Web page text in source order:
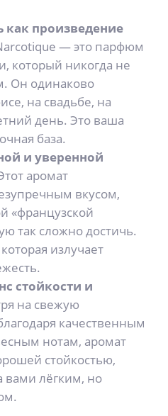
как произведение
— это парфюм
который никогда не
Он одинаково
на свадьбе, на
день. Это ваша
база.
и уверенной
аромат
вкусом,
«французской
так сложно достичь.
излучает
стойкости и
на свежую
качественным
нотам, аромат
стойкостью,
вами лёгким, но